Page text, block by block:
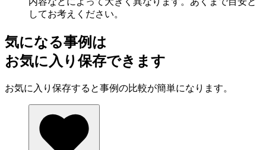
してお考えください。
気になる事例は
お気に入り保存できます
お気に入り保存すると事例の比較が簡単になります。